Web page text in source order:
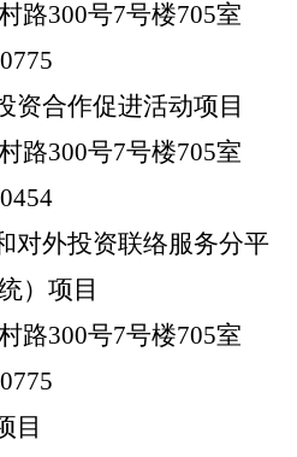
300号7号楼705室
合作促进活动项目
300号7号楼705室
外投资联络服务分平
）项目
300号7号楼705室
目